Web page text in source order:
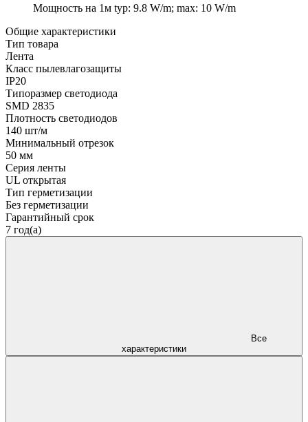
Мощность на 1м typ: 9.8 W/m; max: 10 W/m
Общие характеристики
Тип товара
Лента
Класс пылевлагозащиты
IP20
Типоразмер светодиода
SMD 2835
Плотность светодиодов
140 шт/м
Минимальный отрезок
50 мм
Серия ленты
UL открытая
Тип герметизации
Без герметизации
Гарантийный срок
7 год(а)
характеристики